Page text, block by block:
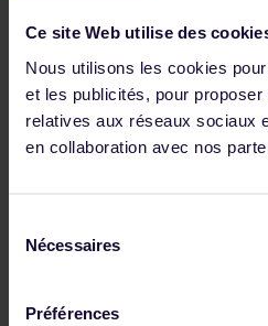
Ce site Web utilise des
Nous utilisons les cookies
et les publicités, pour
relatives aux réseaux sociaux
en collaboration avec nos
Nécessaires
Préférences
De :Postojna
Durée moyenne du trajet :1
Correspondances : 0
Réservation de siège :non
Trajet en bus
Consultez les liaisons